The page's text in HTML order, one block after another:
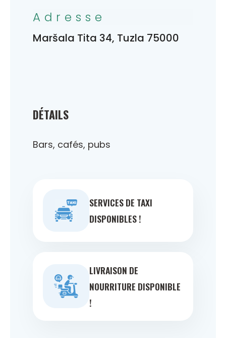
DÉTAILS
Bars, cafés, pubs
SERVICES DE TAXI
DISPONIBLES !
LIVRAISON DE
NOURRITURE DISPONIBLE
!
Adresse
Maršala Tita 34, Tuzla 75000